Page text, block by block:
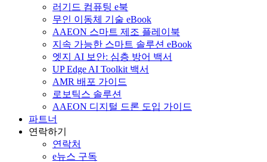
러기드 컴퓨팅 e북
무인 이동체 기술 eBook
AAEON 스마트 제조 플레이북
지속 가능한 스마트 솔루션 eBook
엣지 AI 보안: 심층 방어 백서
UP Edge AI Toolkit 백서
AMR 배포 가이드
로보틱스 솔루션
AAEON 디지털 드론 도입 가이드
파트너
연락하기
연락처
e뉴스 구독